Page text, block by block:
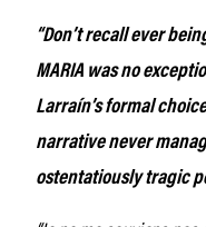
“Don’t recall ever
MARIA was no
Larraín’s formal
narrative never
ostentatiously tragic